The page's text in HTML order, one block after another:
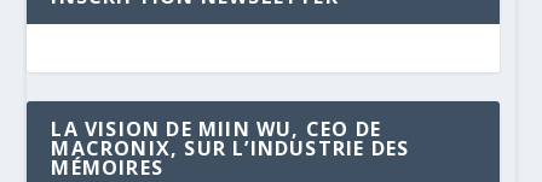
LA VISION DE MIIN WU, CEO DE
MACRONIX, SUR L’INDUSTRIE DES
MÉMOIRES